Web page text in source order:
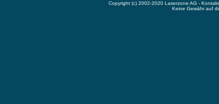
Copyright (c) 2002-2020 Laserzone AG -
Keine Gewähr auf